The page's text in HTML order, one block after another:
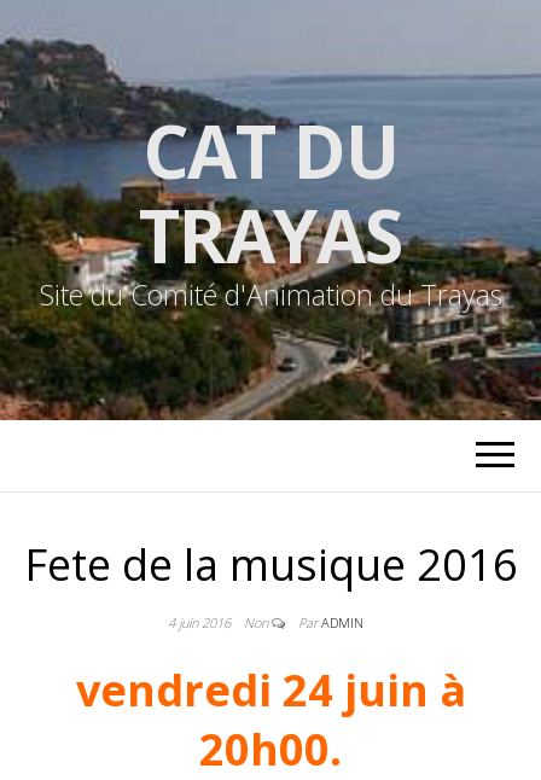
CAT DU
TRAYAS
Site du Comité d'Animation du Trayas
Fete de la musique 2016
4 juin 2016 Non ParADMIN
vendredi 24 juin à
20h00.